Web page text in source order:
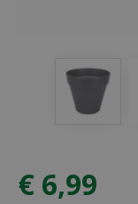
€ 6,99